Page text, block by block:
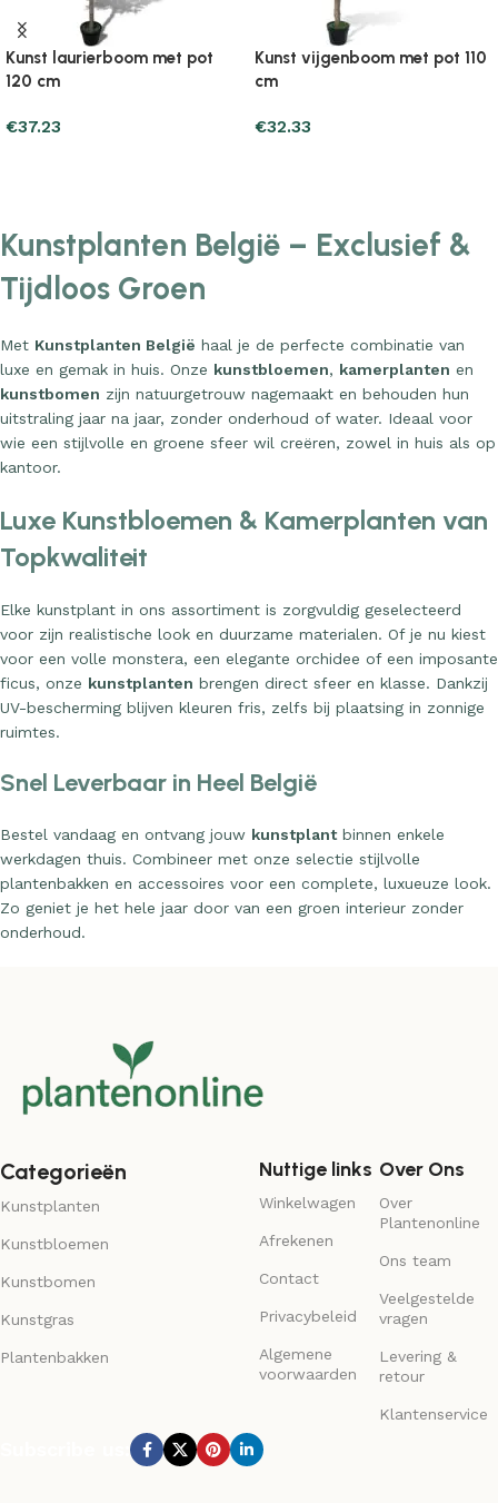
Kunst laurierboom met pot
120 cm
€37.23
Kunst vijgenboom met pot 110
cm
€32.33
Kunstplanten België – Exclusief &
Tijdloos Groen
Met Kunstplanten België haal je de perfecte combinatie van
luxe en gemak in huis. Onze kunstbloemen, kamerplanten en
kunstbomen zijn natuurgetrouw nagemaakt en behouden hun
uitstraling jaar na jaar, zonder onderhoud of water. Ideaal voor
wie een stijlvolle en groene sfeer wil creëren, zowel in huis als op
kantoor.
Luxe Kunstbloemen & Kamerplanten van
Topkwaliteit
Elke kunstplant in ons assortiment is zorgvuldig geselecteerd
voor zijn realistische look en duurzame materialen. Of je nu kiest
voor een volle monstera, een elegante orchidee of een imposante
ficus, onze kunstplanten brengen direct sfeer en klasse. Dankzij
UV-bescherming blijven kleuren fris, zelfs bij plaatsing in zonnige
ruimtes.
Snel Leverbaar in Heel België
Bestel vandaag en ontvang jouw kunstplantbinnen enkele
werkdagen thuis. Combineer met onze selectie stijlvolle
plantenbakken en accessoires voor een complete, luxueuze look.
Zo geniet je het hele jaar door van een groen interieur zonder
onderhoud.
Categorieën
Kunstplanten
Kunstbloemen
Kunstbomen
Kunstgras
Plantenbakken
Nuttige links
Winkelwagen
Afrekenen
Contact
Privacybeleid
Algemene
voorwaarden
Over Ons
Over
Plantenonline
Ons team
Veelgestelde
vragen
Levering &
retour
Klantenservice